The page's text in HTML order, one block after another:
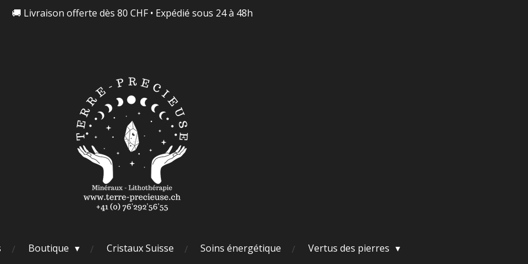
🚚 Livraison offerte dès 80 CHF • Expédié sous 24 à 48h
Boutique Cristaux Suisse Soins énergétique
Vertus des pierres